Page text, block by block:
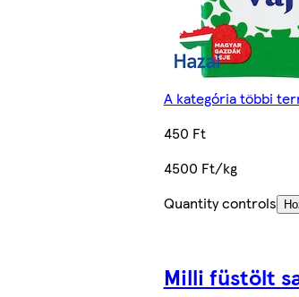
A kategória többi
450 Ft
4500 Ft/kg
Quantity controls
Milli füstölt